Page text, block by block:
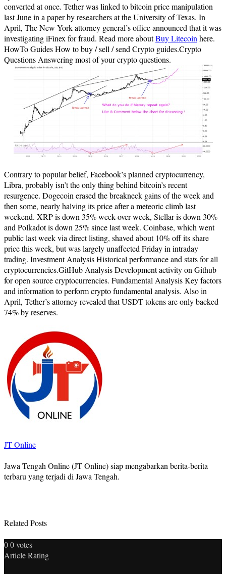
converted at once. Tether was linked to bitcoin price manipulation
last June in a paper by researchers at the University of Texas. In
April, The New York attorney general’s office announced that it was
investigating iFinex for fraud. Read more aboutBuy Litecoin here.
HowTo Guides How to buy / sell / send Crypto guides.Crypto
Questions Answering most of your crypto questions.
Contrary to popular belief, Facebook’s planned cryptocurrency,
Libra, probably isn’t the only thing behind bitcoin’s recent
resurgence. Dogecoin erased the breakneck gains of the week and
then some, nearly halving its price after a meteoric climb last
weekend. XRP is down 35% week-over-week, Stellar is down 30%
and Polkadot is down 25% since last week. Coinbase, which went
public last week via direct listing, shaved about 10% off its share
price this week, but was largely unaffected Friday in intraday
trading. Investment Analysis Historical performance and stats for all
cryptocurrencies.GitHub Analysis Development activity on Github
for open source cryptocurrencies. Fundamental Analysis Key factors
and information to perform crypto fundamental analysis. Also in
April, Tether’s attorney revealed that USDT tokens are only backed
74% by reserves.
JT Online
Jawa Tengah Online (JT Online) siap mengabarkan berita-berita
terbaru yang terjadi di Jawa Tengah.
Related Posts
00votes
Article Rating